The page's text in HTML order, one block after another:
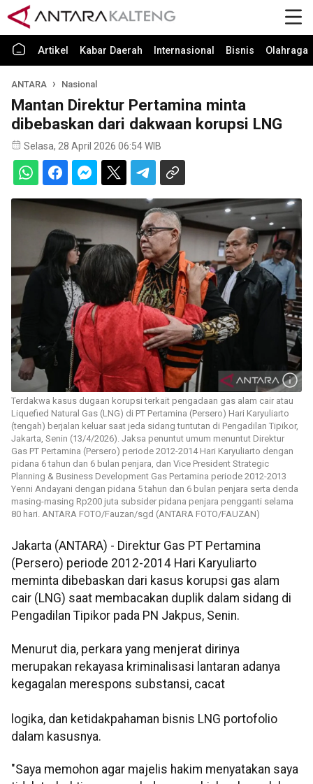
Artikel Kabar Daerah Internasional Bisnis Olahraga
ANTARA Nasional
Mantan Direktur Pertamina minta
dibebaskan dari dakwaan korupsi LNG
Selasa, 28 April 2026 06:54 WIB
Terdakwa kasus dugaan korupsi terkait pengadaan gas alam cair atau
Liquefied Natural Gas (LNG) di PT Pertamina (Persero) Hari Karyuliarto
(tengah) berjalan keluar saat jeda sidang tuntutan di Pengadilan Tipikor,
Jakarta, Senin (13/4/2026). Jaksa penuntut umum menuntut Direktur
Gas PT Pertamina (Persero) periode 2012-2014 Hari Karyuliarto dengan
pidana 6 tahun dan 6 bulan penjara, dan Vice President Strategic
Planning & Business Development Gas Pertamina periode 2012-2013
Yenni Andayani dengan pidana 5 tahun dan 6 bulan penjara serta denda
masing-masing Rp200 juta subsider pidana penjara pengganti selama
80 hari. ANTARA FOTO/Fauzan/sgd (ANTARA FOTO/FAUZAN)
Jakarta (ANTARA) - Direktur Gas PT Pertamina
(Persero) periode 2012-2014 Hari Karyuliarto
meminta dibebaskan dari kasus korupsi gas alam
cair (LNG) saat membacakan duplik dalam sidang di
Pengadilan Tipikor pada PN Jakpus, Senin.
Menurut dia, perkara yang menjerat dirinya
merupakan rekayasa kriminalisasi lantaran adanya
kegagalan merespons substansi, cacat
logika, dan ketidakpahaman bisnis LNG portofolio
dalam kasusnya.
"Saya memohon agar majelis hakim menyatakan saya